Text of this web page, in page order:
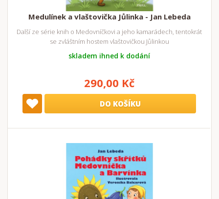
Medulínek a vlaštovička Jůlinka - Jan Lebeda
Další ze série knih o Medovníčkovi a jeho kamarádech, tentokrát
se zvláštním hostem vlaštovičkou Jůlinkou
skladem ihned k dodání
290,00 Kč
DO KOŠÍKU